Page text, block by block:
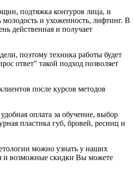
подтяжка контуров лица, и
и ухоженность, лифтинг. В
действенная и получает
поэтому техника работы будет
ответ" такой подход позволяет
после курсов методов
оплата за обучение, выбор
пластика губ, бровей, ресниц и
можно узнать у наших
и возможные скидки Вы можете